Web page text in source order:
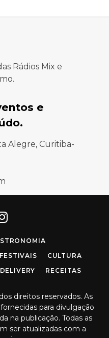
Rádios Mix e
e
Alegre, Curitiba-
Instagram
FESTIVAIS
CULTURA
DELIVERY RECEITAS
direitos reservados. As
para divulgação
na publicação. Todas as
ser atualizadas com a